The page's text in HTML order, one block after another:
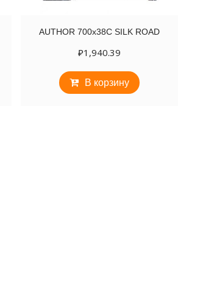
AUTHOR 700х38C SILK ROAD
₽1,940.39
В корзину